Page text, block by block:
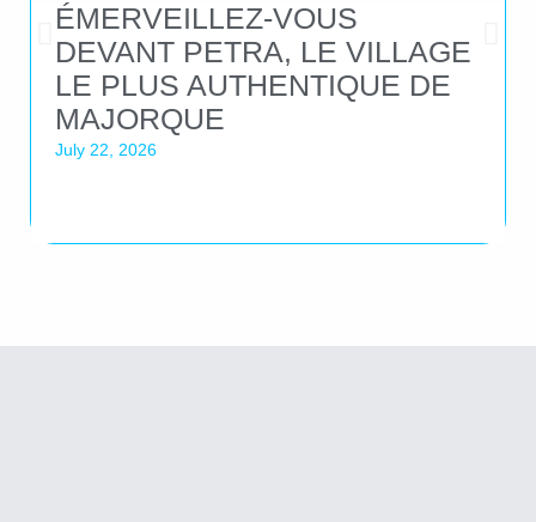
ÉMERVEILLEZ-VOUS
DEVANT PETRA, LE VILLAGE
LE PLUS AUTHENTIQUE DE
MAJORQUE
July 22, 2026